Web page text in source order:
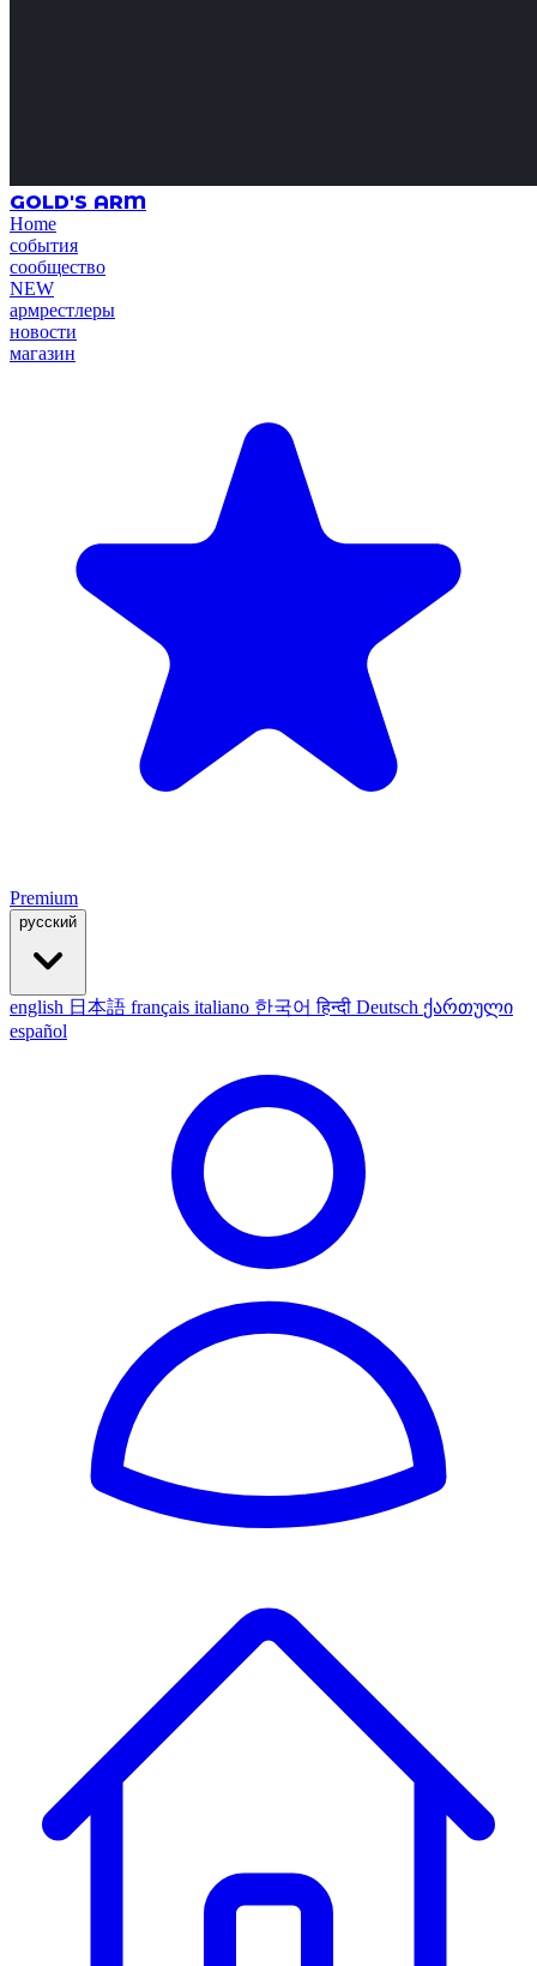
GOLD'S ARM
Home
события
сообщество
NEW
армрестлеры
новости
магазин
Premium
русский
english 日本語 français italiano 한국어हिन्दी Deutsch ქართული
español